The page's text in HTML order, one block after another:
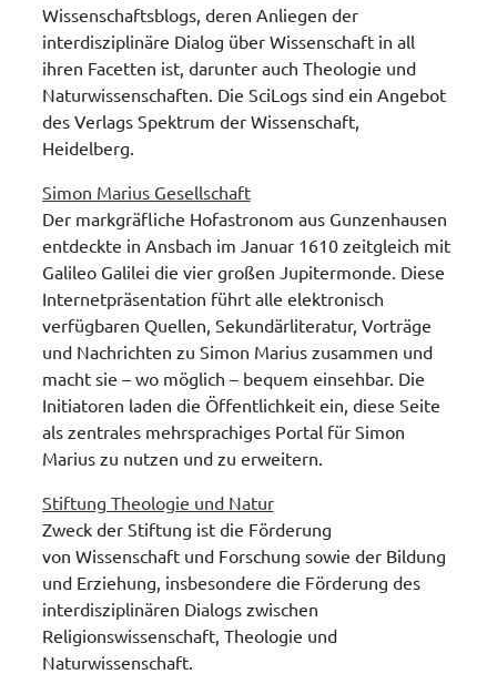
Wissenschaftsblogs, deren Anliegen der
interdisziplinäre Dialog über Wissenschaft in all
ihren Facetten ist, darunter auch Theologie und
Naturwissenschaften. Die SciLogs sind ein Angebot
des Verlags Spektrum der Wissenschaft,
Heidelberg.
Simon Marius Gesellschaft
Der markgräfliche Hofastronom aus Gunzenhausen
entdeckte in Ansbach im Januar 1610 zeitgleich mit
Galileo Galilei die vier großen Jupitermonde. Diese
Internetpräsentation führt alle elektronisch
verfügbaren Quellen, Sekundärliteratur, Vorträge
und Nachrichten zu Simon Marius zusammen und
macht sie – wo möglich – bequem einsehbar. Die
Initiatoren laden die Öffentlichkeit ein, diese Seite
als zentrales mehrsprachiges Portal für Simon
Marius zu nutzen und zu erweitern.
Stiftung Theologie und Natur
Zweck der Stiftung ist die Förderung
von Wissenschaft und Forschung sowie der Bildung
und Erziehung, insbesondere die Förderung des
interdisziplinären Dialogs zwischen
Religionswissenschaft, Theologie und
Naturwissenschaft.